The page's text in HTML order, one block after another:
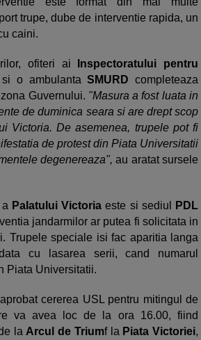
trupe, dube de interventie rapida, un
caini.
ofiteri ai Inspectoratului pentru
si o ambulantaSMURD completeaza
Guvernului. "Masura a fost luata in
de duminica seara si are drept scop
Victoria. De asemenea, trupele pot fi
de protest din Piata Universitatii
degenereaza", au aratat sursele
Palatului Victoria este si sediul
PDL
jandarmilor ar putea fi solicitata in
Trupele speciale isi fac aparitia langa
cu lasarea serii, cand numarul
Piata Universitatii.
cererea USL pentru mitingul de
va avea loc de la ora 16.00, fiind
la Arcul de Triumf la Piata Victoriei,